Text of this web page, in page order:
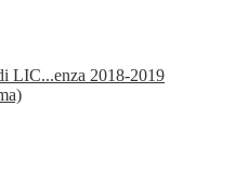
LIC...enza 2018-2019